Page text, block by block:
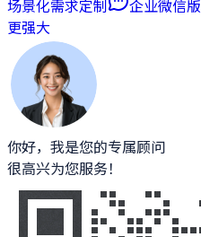
场景化需求定制
企业微信版
更强大
你好，我是您的专属顾问
很高兴为您服务！